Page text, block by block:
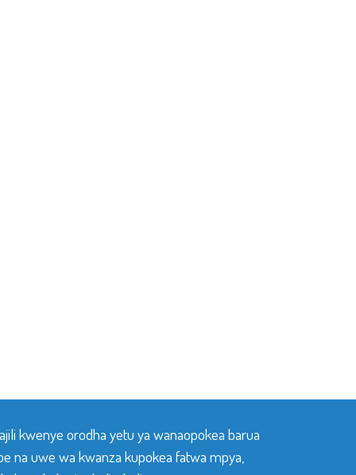
kwenye orodha yetu ya wanaopokea barua
na uwe wa kwanza kupokea fatwa mpya,